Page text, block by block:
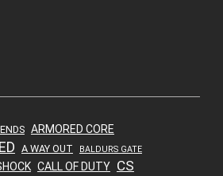
ARMORED CORE
A WAY OUT BALDURS GATE
CALL OF DUTY CS